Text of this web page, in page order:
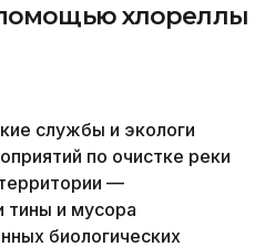
хлореллы
службы и экологи
по очистке реки
—
тины и мусора
биологических